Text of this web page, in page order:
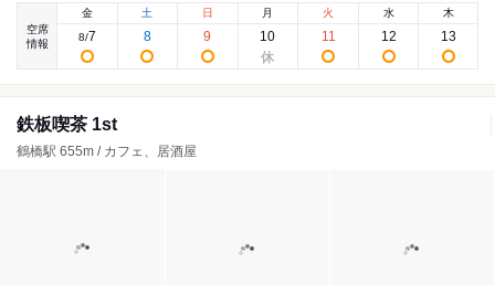
空席
情報
金
8/7
土
8
日
9
月
10
火
11
水
12
木
13
鉄板喫茶 1st
鶴橋駅 655m / カフェ、居酒屋